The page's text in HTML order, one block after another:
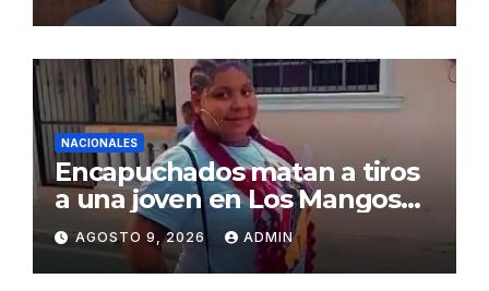
NACIONALES
Encapuchados matan a tiros
a una joven en Los Mangos
de Salcedo
AGOSTO 9, 2026 ADMIN